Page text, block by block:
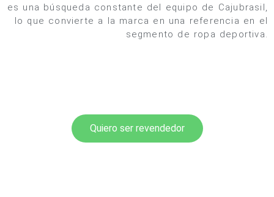
es una búsqueda constante del equipo de Cajubrasil,
lo que convierte a la marca en una referencia en el
segmento de ropa deportiva.
Quiero ser revendedor